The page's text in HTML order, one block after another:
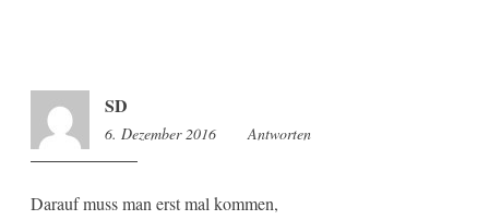
SD
6. Dezember 2016 14:45
Antworten
Darauf muss man erst mal kommen,